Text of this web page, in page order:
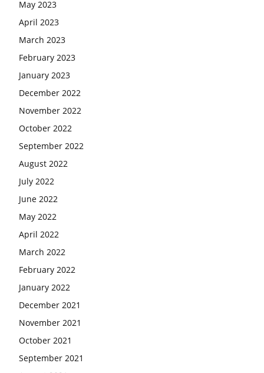
May 2023
April 2023
March 2023
February 2023
January 2023
December 2022
November 2022
October 2022
September 2022
August 2022
July 2022
June 2022
May 2022
April 2022
March 2022
February 2022
January 2022
December 2021
November 2021
October 2021
September 2021